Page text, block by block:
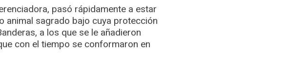
pasó rápidamente a estar
animal sagrado bajo cuya protección
a los que se le añadieron
con el tiempo se conformaron en